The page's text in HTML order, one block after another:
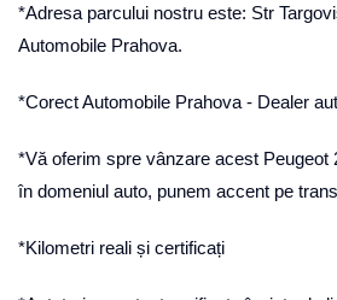
*Adresa parcului nostru este: Str
Automobile Prahova.
*Corect Automobile Prahova - Dealer
*Vă oferim spre vânzare acest Peugeot
în domeniul auto, punem accent pe
*Kilometri reali și certificați